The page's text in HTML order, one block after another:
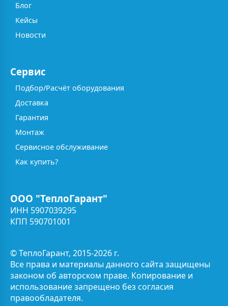
Блог
Кейсы
Новости
Сервис
Подбор/Расчёт оборудования
Доставка
Гарантия
Монтаж
Сервисное обслуживание
Как купить?
ООО "ТеплоГарант"
ИНН 5907039295
КПП 590701001
© ТеплоГарант, 2015-2026 г.
Все права и материалы данного сайта защищены
законом об авторском праве. Копирование и
использование запрещено без согласия
правообладателя.